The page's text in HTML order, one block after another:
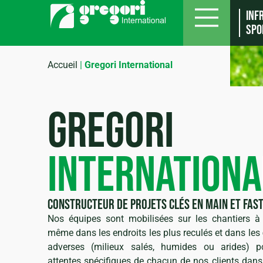
Terrains de sport
Complexes golfiques
Complexes hippiques, équestres et
Réhabilitation et revégétalisation
Espaces paysagers d’exception
Espaces naturels et travaux
Accueil | Gregori International
GREGORI
constructeur de projets clés en main et
Nos équipes sont mobilisées sur les chantiers
même dans les endroits les plus reculés et dans
adverses (milieux salés, humides ou arides)